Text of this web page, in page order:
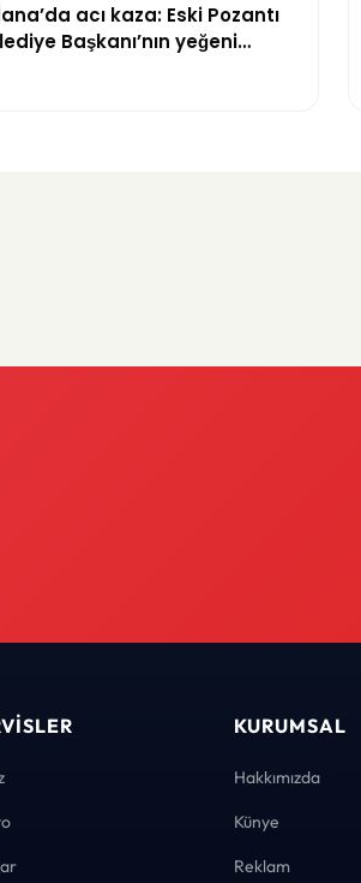
acı kaza: Eski Pozantı
Başkanı’nın yeğeni
KURUMSAL
Hakkımızda
Künye
Reklam